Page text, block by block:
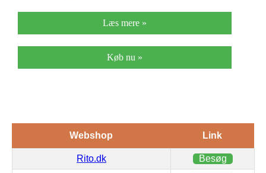
Læs mere »
Køb nu »
Webshop Link
Rito.dk Besøg